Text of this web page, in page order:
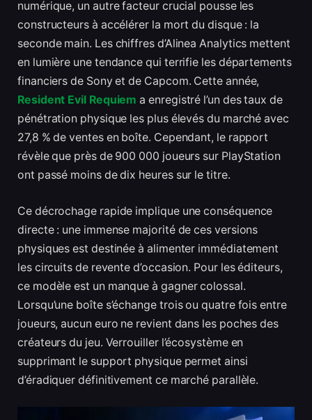
numérique, un autre facteur crucial pousse les
constructeurs à accélérer la mort du disque : la
seconde main. Les chiffres d’Alinea Analytics mettent
en lumière une tendance qui terrifie les départements
financiers de Sony et de Capcom. Cette année,
Resident Evil Requiem a enregistré l’un des taux de
pénétration physique les plus élevés du marché avec
27,8 % de ventes en boîte. Cependant, le rapport
révèle que près de 900 000 joueurs sur PlayStation
ont passé moins de dix heures sur le titre.
Ce décrochage rapide implique une conséquence
directe : une immense majorité de ces versions
physiques est destinée à alimenter immédiatement
les circuits de revente d’occasion. Pour les éditeurs,
ce modèle est un manque à gagner colossal.
Lorsqu’une boîte s’échange trois ou quatre fois entre
joueurs, aucun euro ne revient dans les poches des
créateurs du jeu. Verrouiller l’écosystème en
supprimant le support physique permet ainsi
d’éradiquer définitivement ce marché parallèle.